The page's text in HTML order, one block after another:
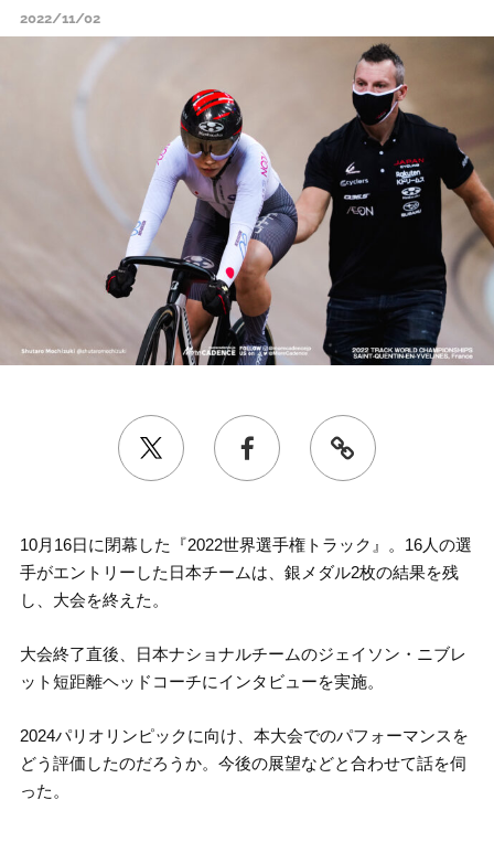
2022/11/02
10月16日に閉幕した『2022世界選手権トラック』。16人の選
手がエントリーした日本チームは、銀メダル2枚の結果を残
し、大会を終えた。
大会終了直後、日本ナショナルチームのジェイソン・ニブレ
ット短距離ヘッドコーチにインタビューを実施。
2024パリオリンピックに向け、本大会でのパフォーマンスを
どう評価したのだろうか。今後の展望などと合わせて話を伺
った。